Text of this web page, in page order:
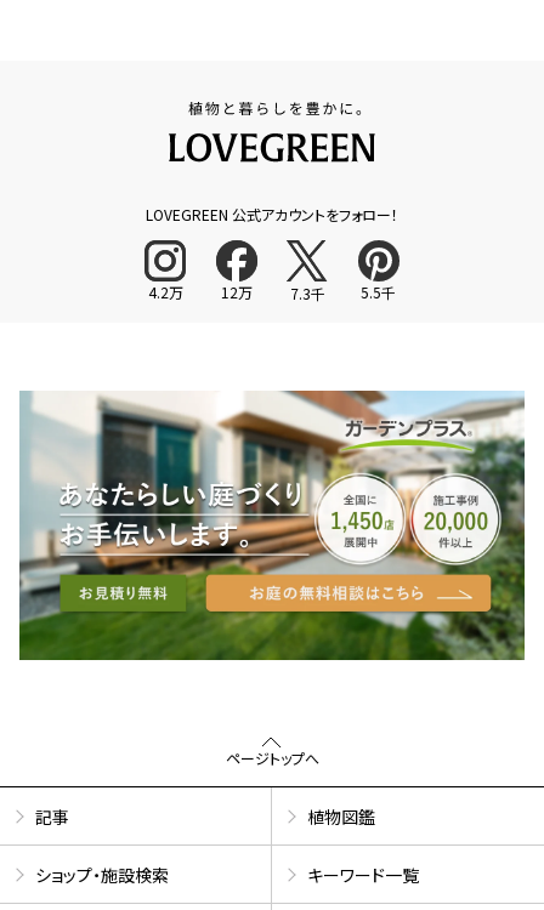
LOVEGREEN 公式アカウントをフォロー！
4.2万 12万 7.3千 5.5千
ページトップへ
記事 植物図鑑
ショップ・施設検索 キーワード一覧